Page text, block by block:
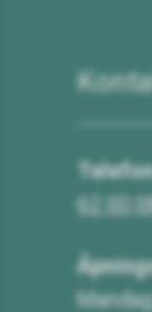
62 00